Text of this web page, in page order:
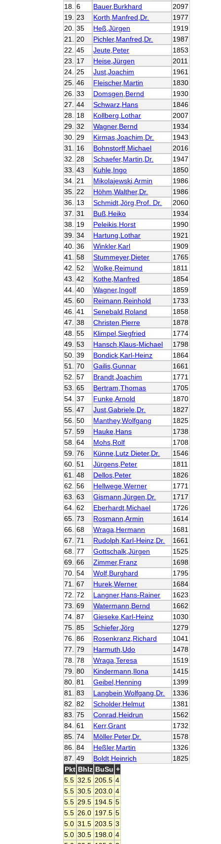
18. 6 Bauer,Burkhard
2097
19.
23 Korth,Manfred,Dr.
1977
20. 35 Heß,Jürgen
1919
21.
20 Pichler,Manfred,Dr.
1987
22.
45 Jeute,Peter
1853
23.
17 Heise,Jürgen
2011
24.
25 Just,Joachim
1961
25. 46 Fleischer,Martin
1830
26. 33 Domsgen,Bernd
1930
27.
44 Schwarz,Hans
1846
28.
18 Kollberg,Lothar
2007
29. 32 Wagner,Bernd
1934
30.
29 Kirmas,Joachim,Dr.
1943
31.
16 Bohnstorff,Michael
2016
32.
28 Schaefer,Martin,Dr.
1947
33.
43 Kuhle,Ingo
1850
34.
21 Mikolajewski,Armin
1986
35.
22 Höhm,Walther,Dr.
1986
36.
13 Schmidt,Jörg,Prof. Dr.
2060
37.
31 Buß,Heiko
1934
38.
19 Peleikis,Horst
1990
39. 34 Hartung,Lothar
1921
40. 36 Winkler,Karl
1909
41.
58 Stummeyer,Dieter
1765
42.
52 Wolke,Reimund
1811
43.
42 Kothe,Manfred
1854
44. 40 Wagner,Ingolf
1859
45. 60 Reimann,Reinhold
1733
46. 41 Senebald,Roland
1858
47.
38 Christen,Pierre
1878
48. 55 Klimpel,Siegfried
1774
49. 53 Hansch,Klaus-Michael
1798
50. 39 Bondick,Karl-Heinz
1864
51.
70 Gailis,Gunnar
1661
52.
57 Brandt,Joachim
1771
53.
65 Bertram,Thomas
1705
54. 37 Funke,Arnold
1870
55. 47 Just,Gabriele,Dr.
1827
56. 50 Manthey,Wolfgang
1825
57.
59 Hauke,Hans
1738
58. 64 Mohs,Rolf
1708
59. 76 Künne,Lutz Dieter,Dr.
1546
60. 51 Jürgens,Peter
1811
61.
48 Dellos,Peter
1826
62.
56 Hellwege,Werner
1771
63.
63 Gismann,Jürgen,Dr.
1717
64. 62 Eberhardt,Michael
1726
65. 73 Rosmann,Armin
1614
66. 68 Wraga,Hermann
1681
67.
71 Rudolph,Karl-Heinz,Dr.
1661
68. 77 Gottschalk,Jürgen
1525
69. 66 Zimmer,Franz
1698
70. 54 Wolf,Burghard
1795
71.
67 Hurek,Werner
1684
72.
72 Langner,Hans-Rainer
1623
73.
69 Watermann,Bernd
1662
74. 87 Gieseke,Karl-Heinz
1030
75. 85 Schiefer,Jörg
1279
76. 86 Rosenkranz,Richard
1041
77.
79 Harmuth,Udo
1478
78. 78 Wraga,Teresa
1519
79. 80 Kindermann,Ilona
1415
80. 81 Geibel,Henning
1399
81.
83 Langbein,Wolfgang,Dr.
1336
82.
82 Scholder,Helmut
1381
83.
75 Conrad,Heidrun
1562
84. 61 Kerr,Grant
1732
85. 74 Möller,Peter,Dr.
1578
86. 84 Heßler,Martin
1326
87.
49 Boldt,Heinrich
1825
Pkt Bhlz BuSu +
5.5 32.5 205.5 4
5.5 30.5 203.0 4
5.5 29.5 194.5 5
5.5 26.0 197.5 5
5.0 31.5 203.5 3
5.0 30.5 198.0 4